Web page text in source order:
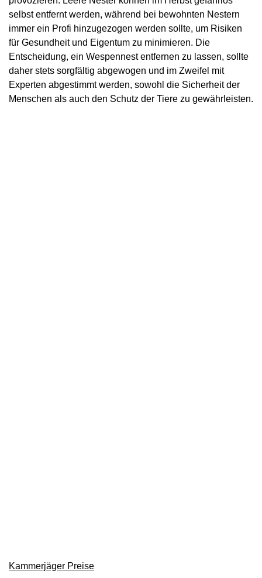
selbst entfernt werden, während bei bewohnten Nestern
immer ein Profi hinzugezogen werden sollte, um Risiken
für Gesundheit und Eigentum zu minimieren. Die
Entscheidung, ein Wespennest entfernen zu lassen, sollte
daher stets sorgfältig abgewogen und im Zweifel mit
Experten abgestimmt werden, sowohl die Sicherheit der
Menschen als auch den Schutz der Tiere zu gewährleisten.
Kammerjäger Preise